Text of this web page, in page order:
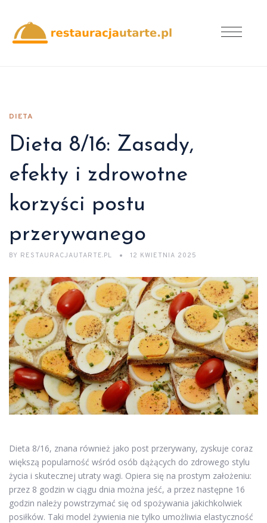
DIETA
Dieta 8/16: Zasady,
efekty i zdrowotne
korzyści postu
przerywanego
BY RESTAURACJAUTARTE.PL 12 KWIETNIA 2025
Dieta 8/16, znana również jako post przerywany, zyskuje coraz
większą popularność wśród osób dążących do zdrowego stylu
życia i skutecznej utraty wagi. Opiera się na prostym założeniu:
przez 8 godzin w ciągu dnia można jeść, a przez następne 16
godzin należy powstrzymać się od spożywania jakichkolwiek
posiłków. Taki model żywienia nie tylko umożliwia elastyczność